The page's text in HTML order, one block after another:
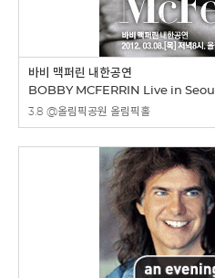
바비 맥퍼린 내한공연
BOBBY MCFERRIN Live in Seoul
3.8 @올림픽공원 올림픽홀